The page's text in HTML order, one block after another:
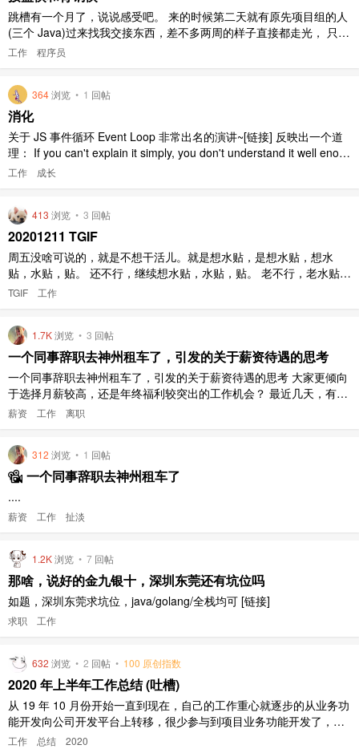
跳槽有一个月了，说说感受吧。 来的时候第二天就有原先项目组的人
(三个 Java)过来找我交接东西，差不多两周的样子直接都走光， 只剩
下我一个人接盘。 交接的时候吧说的最多就是这个项目基本不用改动
毫无 ..
工作 程序员
364浏览 • 1 回帖
消化
关于 JS 事件循环 Event Loop 非常出名的演讲~[链接] 反映出一个道
理： If you can't explain it simply, you don't understand it well enou
gh 如果你不能简单地解释，说明你还没有完全理解~ 学习也是如此。
工作 成长
413 浏览 • 3 回帖
20201211 TGIF
周五没啥可说的，就是不想干活儿。就是想水贴，是想水贴，想水
贴，水贴，贴。 还不行，继续想水贴，水贴，贴。 老不行，老水贴，
水贴，贴。
TGIF 工作
1.7K浏览 • 3 回帖
一个同事辞职去神州租车了，引发的关于薪资待遇的思考
一个同事辞职去神州租车了，引发的关于薪资待遇的思考 大家更倾向
于选择月薪较高，还是年终福利较突出的工作机会？ 最近几天，有同
事辞职去神州租车了，约饭告别时了解到，原因是月薪太低，长时间
有个统计量的问题 ..
薪资 工作 离职
312 浏览 • 1 回帖
一个同事辞职去神州租车了
....
薪资 工作 扯淡
1.2K浏览 • 7 回帖
那啥，说好的金九银十，深圳东莞还有坑位吗
如题，深圳东莞求坑位，java/golang/全栈均可 [链接]
求职 工作
632 浏览 • 2 回帖 • 100 原创指数
2020 年上半年工作总结 (吐槽)
从 19 年 10 月份开始一直到现在，自己的工作重心就逐步的从业务功
能开发向公司开发平台上转移，很少参与到项目业务功能开发了，主
要在提升平台功能，改善平台架构上。 期间从入职后就负责的一个项
工作 总结 2020